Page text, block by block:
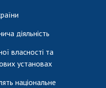
діяльність
власності та
установах
національне